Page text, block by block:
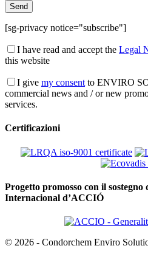
[sg-privacy notice="subscribe"]
I have read and accept the Legal
this website
I give my consent to ENVIRO
commercial news and / or new
services.
Certificazioni
Progetto promosso con il
Internacional d’ACCIÓ
© 2026 - Condorchem Enviro